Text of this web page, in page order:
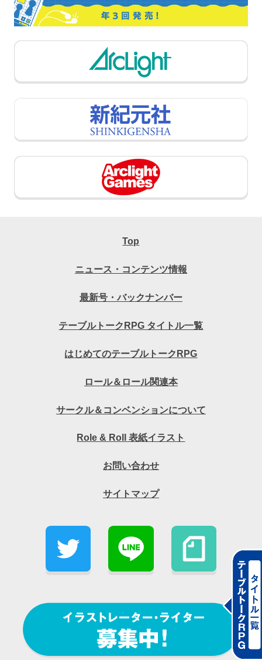
Top
ニュース・コンテンツ情報
最新号・バックナンバー
テーブルトークRPG タイトル一覧
はじめてのテーブルトークRPG
ロール＆ロール関連本
サークル＆コンベンションについて
Role & Roll 表紙イラスト
お問い合わせ
サイトマップ